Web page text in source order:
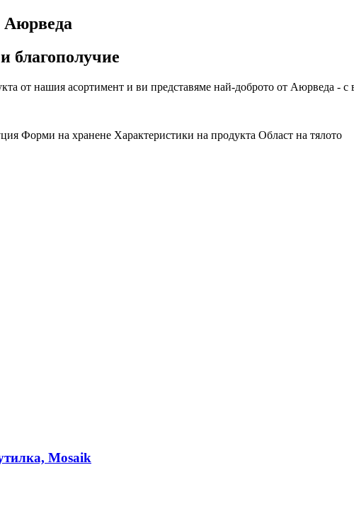
Аюрведа
благополучие
от нашия асортимент и ви представяме най-доброто от Аюрведа - с
Форми на хранене Характеристики на продукта Област на тялото
Mosaik